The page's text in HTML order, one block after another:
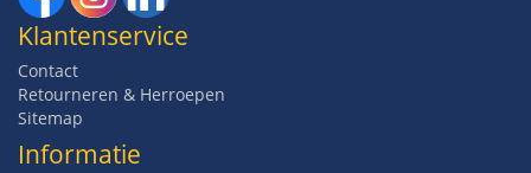
Klantenservice
Contact
Retourneren & Herroepen
Sitemap
Informatie